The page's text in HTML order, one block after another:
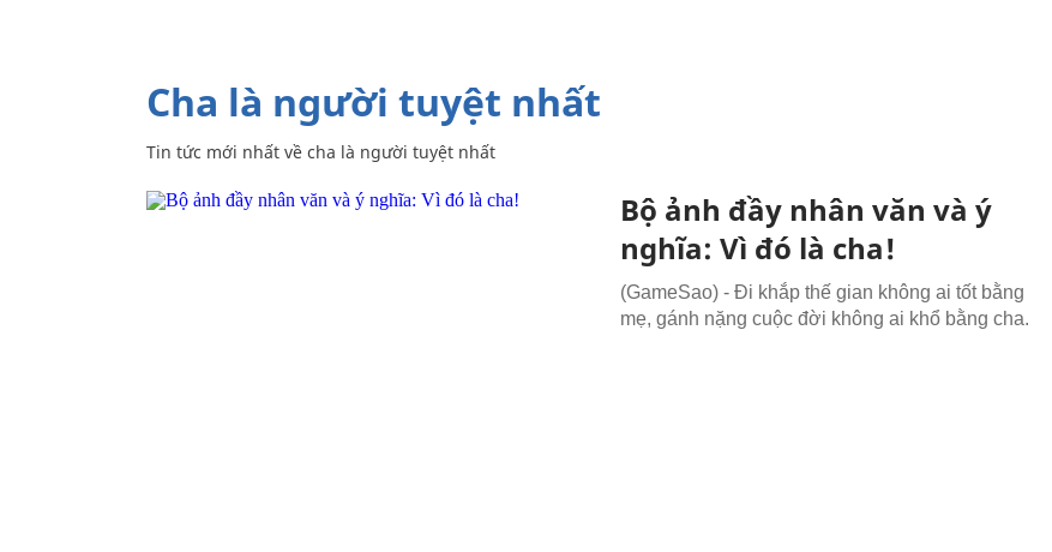
cha là người tuyệt nhất
Tin tức mới nhất về cha là người tuyệt nhất
Bộ ảnh đầy nhân văn và ý
nghĩa: Vì đó là cha!
(GameSao) - Đi khắp thế gian không ai tốt bằng
mẹ, gánh nặng cuộc đời không ai khổ bằng cha.